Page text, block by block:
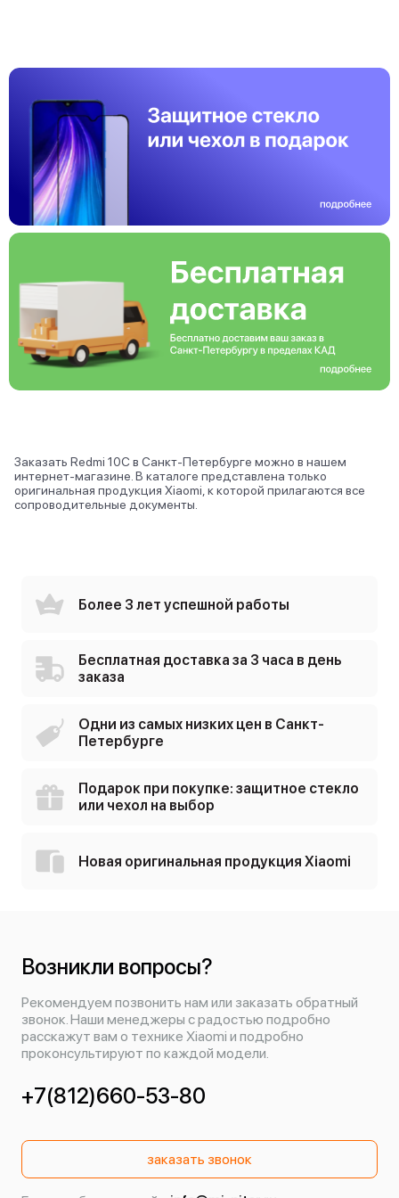
Заказать Redmi 10C в Санкт-Петербурге можно в нашем
интернет-магазине. В каталоге представлена только
оригинальная продукция Xiaomi, к которой прилагаются все
сопроводительные документы.
Более 3 лет успешной работы
Бесплатная доставка за 3 часа в день
заказа
Одни из самых низких цен в Санкт-
Петербурге
Подарок при покупке: защитное стекло
или чехол на выбор
Новая оригинальная продукция Xiaomi
Возникли вопросы?
Рекомендуем позвонить нам или заказать обратный
звонок. Наши менеджеры с радостью подробно
расскажут вам о технике Xiaomi и подробно
проконсультируют по каждой модели.
+7(812)660-53-80
заказать звонок